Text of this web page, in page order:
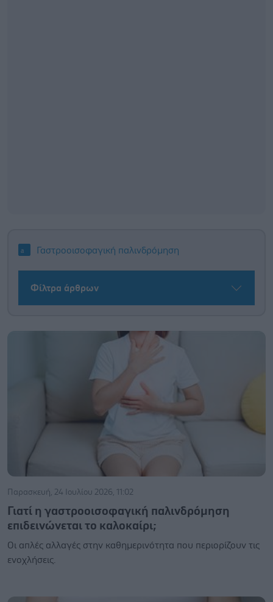
Γαστροοισοφαγική παλινδρόμηση
Φίλτρα άρθρων
Παρασκευή, 24 Ιουλίου 2026, 11:02
Γιατί η γαστροοισοφαγική παλινδρόμηση
επιδεινώνεται το καλοκαίρι;
Οι απλές αλλαγές στην καθημερινότητα που περιορίζουν τις
ενοχλήσεις.